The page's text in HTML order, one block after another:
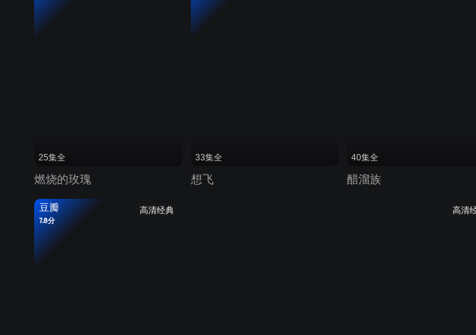
25集全
燃烧的玫瑰
33集全
想飞
40集全
醋溜族
高清经典
豆瓣
7.8分
高清